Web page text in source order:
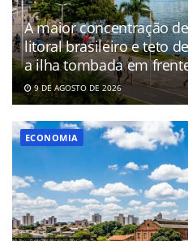
A maior concentração
litoral brasileiro e teto
a ilha tombada em
9 DE AGOSTO DE 2026
ECONOMIA